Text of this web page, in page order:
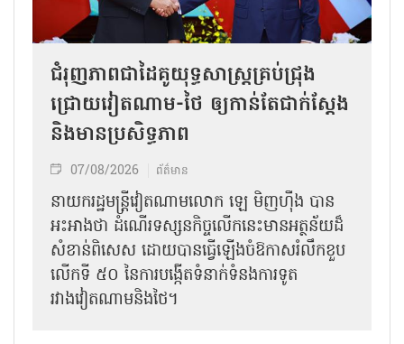
ជំរុញភាពជាដៃគូយុទ្ធសាស្ត្រគ្រប់ជ្រុង
ជ្រោយវៀតណាម-ថៃ ឲ្យកាន់តែជាក់ស្ដែង
និងមានប្រសិទ្ធភាព
07/08/2026 ព័ត៌មាន
នាយករដ្ឋមន្ត្រីវៀតណាមលោក ឡេ មិញហ៊ឹង បាន
អះអាងថា ដំណើរទស្សនកិច្ចលើកនេះមានអត្ថន័យដ៏
សំខាន់ពិសេស ដោយបានធ្វើឡើងចំឱកាសរំលឹកខួប
លើកទី ៥០ នៃការបង្កើតទំនាក់ទំនងការទូត
រវាងវៀតណាមនិងថៃ។